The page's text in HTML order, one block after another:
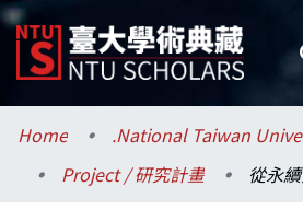
Communities & Collections
Research Outputs
Home
Project / 研究計畫